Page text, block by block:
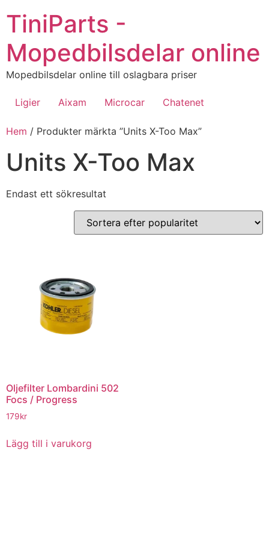
till
innehåll
TiniParts -
Mopedbilsdelar online
Mopedbilsdelar online till oslagbara priser
Ligier Aixam Microcar Chatenet
Hem / Produkter märkta ”Units X-Too Max”
Units X-Too Max
Endast ett sökresultat
Oljefilter Lombardini 502
Focs / Progress
179kr
Lägg till i varukorg